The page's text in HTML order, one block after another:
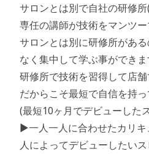
サロンとは別で自社の研修所
専任の講師が技術をマンツー
サロンとは別に研修所があ
なく集中して学ぶ事ができま
研修所で技術を習得して店
だからこそ最短で自信を持
(最短10ヶ月でデビューした
▶︎一人一人に合わせたカリキ
人によってデビューしたい